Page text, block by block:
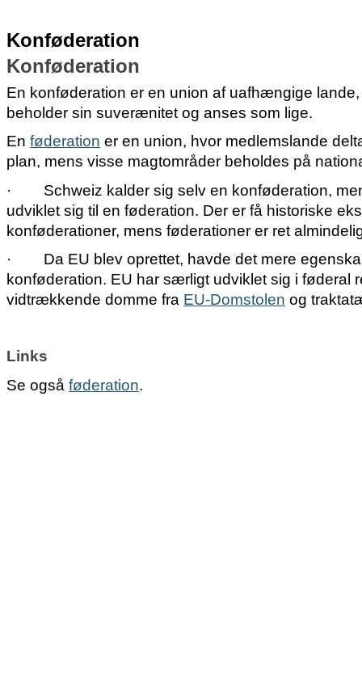
Konføderation
Konføderation
En konføderation er en union af uafhængige
beholder sin suverænitet og anses som lige.
En føderation er en union, hvor medlemslande
plan, mens visse magtområder beholdes på
·
Schweiz kalder sig selv en konføderation,
udviklet sig til en føderation. Der er få historiske
konføderationer, mens føderationer er ret
·
Da EU blev oprettet, havde det mere
konføderation. EU har særligt udviklet sig i føderal
vidtrækkende domme fra EU-Domstolen og
Links
Se også føderation.